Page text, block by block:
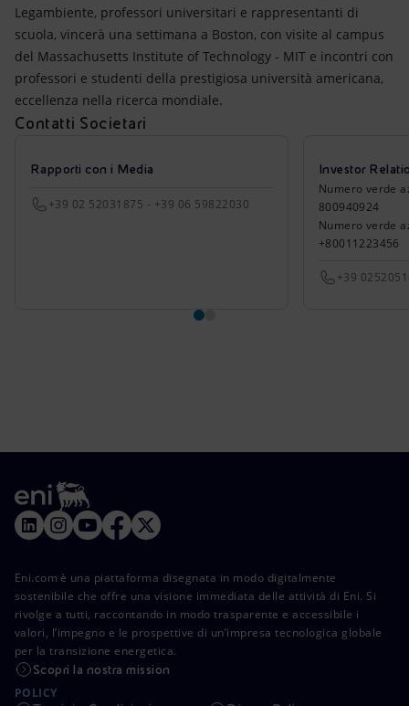
Legambiente, professori universitari e rappresentanti di
scuola, vincerà una settimana a Boston, con visite al campus
del Massachusetts Institute of Technology - MIT e incontri con
professori e studenti della prestigiosa università americana,
eccellenza nella ricerca mondiale.
Contatti Societari
Rapporti con i Media
+39 02 52031875 - +39 06 59822030
Investor
Numero verde
800940924
Numero verde
+80011223456
+39
Eni.com è una piattaforma disegnata in modo digitalmente
sostenibile che offre una visione immediata delle attività di Eni. Si
rivolge a tutti, raccontando in modo trasparente e accessibile i
valori, l’impegno e le prospettive di un’impresa tecnologica globale
per la transizione energetica.
Scopri la nostra mission
POLICY